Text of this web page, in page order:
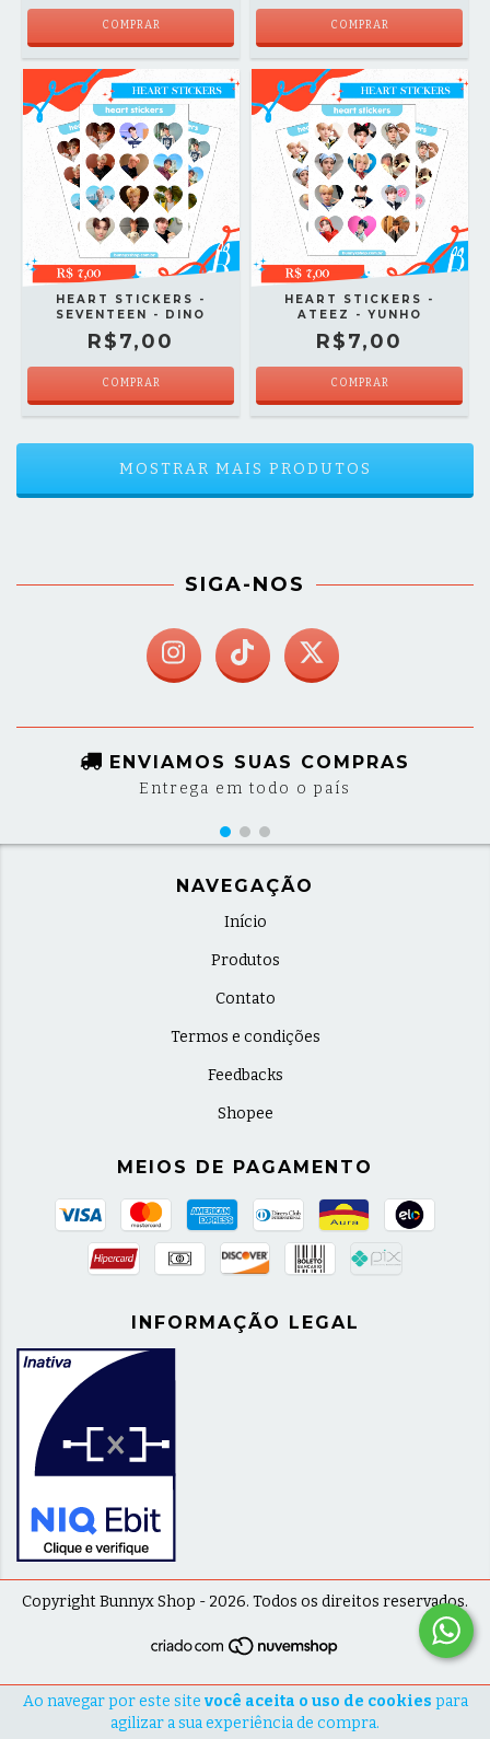
Ao navegar por este site você aceita o uso de cookies para
agilizar a sua experiência de compra.
COMPRAR COMPRAR
HEART STICKERS -
SEVENTEEN - DINO
R$7,00
COMPRAR
HEART STICKERS -
ATEEZ - YUNHO
R$7,00
COMPRAR
MOSTRAR MAIS PRODUTOS
SIGA-NOS
ENVIAMOS SUAS COMPRAS
Entrega em todo o país
NAVEGAÇÃO
Início
Produtos
Contato
Termos e condições
Feedbacks
Shopee
MEIOS DE PAGAMENTO
INFORMAÇÃO LEGAL
Copyright Bunnyx Shop - 2026. Todos os direitos reservados.